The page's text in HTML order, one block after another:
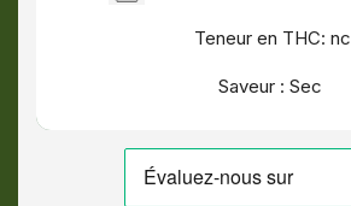
Teneur en THC: nc
Saveur : Sec